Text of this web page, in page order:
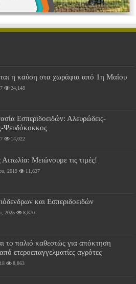
η καύση στα χωράφια από 1η Μαΐου
24,148
Εσπεριδοειδών: Αλευρώδεις-
Ψευδόκοκκος
14,022
Μειώνουμε τις τιμές!
2019 11,637
και Εσπεριδοειδών
2025 8,870
το παλιό καθεστώς για απόκτηση
ετεροεπαγγελματίες αγρότες
8,863